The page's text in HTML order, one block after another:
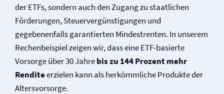
der ETFs, sondern auch den Zugang zu staatlichen
Förderungen, Steuervergünstigungen und
gegebenenfalls garantierten Mindestrenten. In unserem
Rechenbeispiel zeigen wir, dass eine ETF-basierte
Vorsorge über 30 Jahrebis zu 144 Prozent mehr
Renditeerzielen kann als herkömmliche Produkte der
Altersvorsorge.